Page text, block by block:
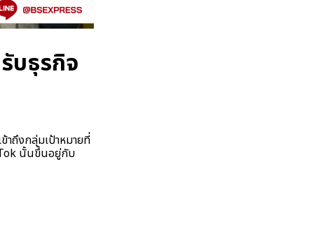
บธุรกิจ
าถึงกลุ่มเป้าหมายที่
นั้นขึ้นอยู่กับ